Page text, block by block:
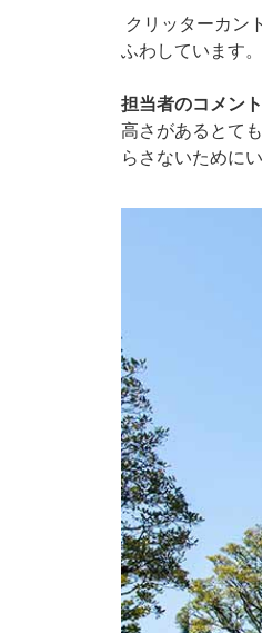
クリッターカン
ふわしています。
担当者のコメント
高さがあるとて
らさないために